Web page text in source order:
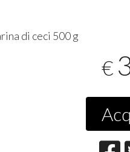
di ceci 500 g
€